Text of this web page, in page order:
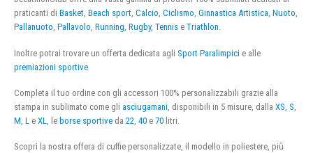
praticanti di Basket, Beach sport, Calcio, Ciclismo, Ginnastica Artistica, Nuoto,
Pallanuoto, Pallavolo, Running, Rugby, Tennis e Triathlon.
Inoltre potrai trovare un offerta dedicata agli Sport Paralimpici e alle
premiazioni sportive
Completa il tuo ordine con gli accessori 100% personalizzabili grazie alla
stampa in sublimato come gli asciugamani , disponibili in 5 misure, dalla XS S
M L e XL , le borse sportive da 22 40 e 70 litri.
Scopri la nostra offera di cuffie personalizzate, il modello in poliestere, più